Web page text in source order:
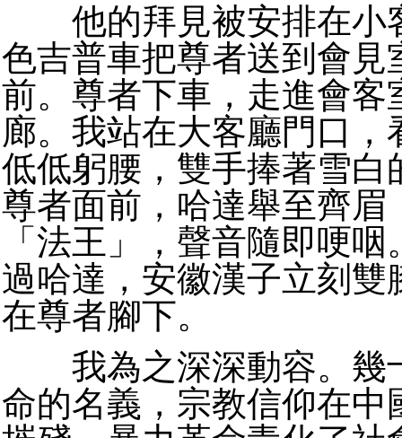
他的拜見被安排在小
色吉普車把尊者送到會見
前。尊者下車，走進會客
廊。我站在大客廳門口，
低低躬腰，雙手捧著雪白
尊者面前，哈達舉至齊眉
「法王」，聲音隨即哽
過哈達，安徽漢子立刻雙
在尊者腳下。
我為之深深動容。幾
命的名義，宗教信仰在中